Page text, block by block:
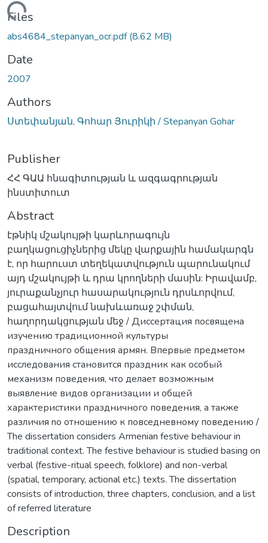
Files
abs4684_stepanyan_ocr.pdf(8.62 MB)
Date
2007
Authors
Ստեփանյան, Գոհար Յուրիկի / Stepanyan Gohar
Publisher
ՀՀ ԳԱԱ հնագիտության և ազգագրության
ինստիտուտ
Abstract
էթնիկ մշակույթի կարևորագույն
բաղկացուցիչներից մեկը վարքային համակարգն
է, որ հարուստ տեղեկատվություն պարունակում
այդ մշակույթի և դրա կրողների մասին: Իրավամբ,
յուրաքանչյուր հասարակություն դրսևորվում,
բացահայտվում նախևառաջ շփման,
հաղորդակցության մեջ / Диссертация посвящена
изучению традиционной культуры
праздничного общения армян. Впервые предметом
исследования становится праздник как особый
механизм поведения, что делает возможным
выявление видов организации и общей
характеристики праздничного поведения, a также
различия no отношению к повседневному поведению /
The dissertation considers Armenian festive behaviour in
traditional context. The festive behaviour is studied basing on
verbal (festive-ritual speech, folklore) and non-verbal
(spatial, temporary, actional etc.) texts. The dissertation
consists of introduction, three chapters, conclusion, and a list
of referred literature
Description